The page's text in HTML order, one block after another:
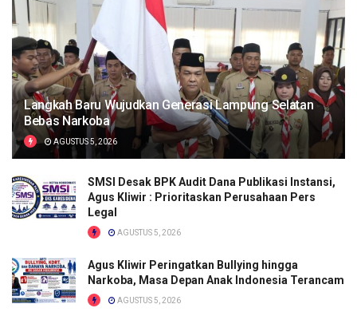
Langkah Baru Wujudkan Generasi Lampung Selatan
Bebas Narkoba
AGUSTUS 5, 2026
SMSI Desak BPK Audit Dana Publikasi Instansi,
Agus Kliwir : Prioritaskan Perusahaan Pers
Legal
AGUSTUS 5, 2026
Agus Kliwir Peringatkan Bullying hingga
Narkoba, Masa Depan Anak Indonesia Terancam
AGUSTUS 5, 2026